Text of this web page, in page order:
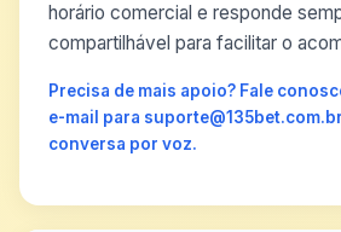
horário comercial e responde
compartilhável para facilitar o
Precisa de mais apoio? Fale
e-mail para
conversa por voz.